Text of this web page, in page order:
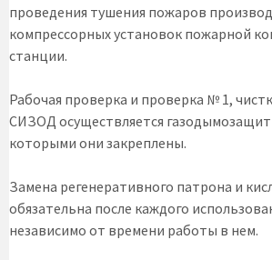
проведения тушения пожаров
компрессорных установок пожарной
станции.
Рабочая проверка и проверка № 1,
СИЗОД осуществляется
которыми они закреплены.
Замена регенеративного патрона и
обязательна после каждого
независимо от времени работы в нем.